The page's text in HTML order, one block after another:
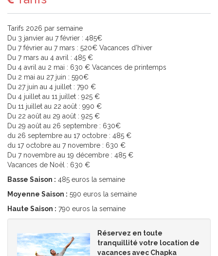
Tarifs 2026 par semaine
Du 3 janvier au 7 février : 485€
Du 7 février au 7 mars : 520€ Vacances d’hiver
Du 7 mars au 4 avril : 485 €
Du 4 avril au 2 mai : 630 € Vacances de printemps
Du 2 mai au 27 juin : 590€
Du 27 juin au 4 juillet : 790 €
Du 4 juillet au 11 juillet : 925 €
Du 11 juillet au 22 août : 990 €
Du 22 août au 29 août : 925 €
Du 29 août au 26 septembre : 630€
du 26 septembre au 17 octobre : 485 €
du 17 octobre au 7 novembre : 630 €
Du 7 novembre au 19 décembre : 485 €
Vacances de Noël : 630 €
Basse Saison : 485 euros la semaine
Moyenne Saison : 590 euros la semaine
Haute Saison : 790 euros la semaine
Réservez en toute
tranquillité votre location de
vacances avec Chapka